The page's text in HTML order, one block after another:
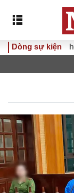
Dòng sự kiện
Kỳ họp